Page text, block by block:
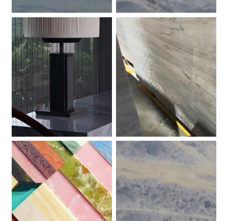
Blu Star. Marmo.
Palissandro Blue. Marmo. Blocchi Palissandro. Marmo.